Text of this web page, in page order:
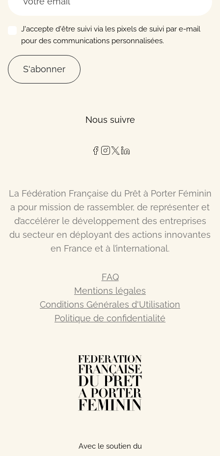
J'accepte d'être suivi via les pixels de suivi par e-mail
pour des communications personnalisées.
S'abonner
Nous suivre
La Fédération Française du Prêt à Porter Féminin
a pour mission de rassembler, de représenter et
d’accélérer le développement des entreprises
du secteur en déployant des actions innovantes
en France et à l’international.
FAQ
Mentions légales
Conditions Générales d'Utilisation
Politique de confidentialité
Avec le soutien du